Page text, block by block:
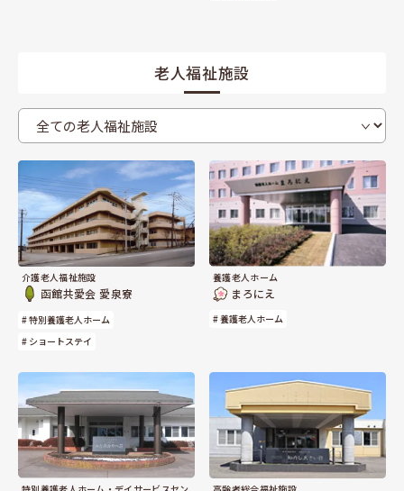
老人福祉施設
介護老人福祉施設
函館共愛会 愛泉寮
# 特別養護老人ホーム
# ショートステイ
養護老人ホーム
まろにえ
# 養護老人ホーム